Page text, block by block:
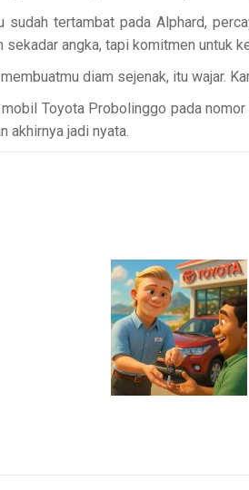
sudah tertambat pada Alphard,
angka, tapi komitmen untuk
diam sejenak, itu wajar.
Toyota Probolinggo pada
akhirnya jadi nyata.